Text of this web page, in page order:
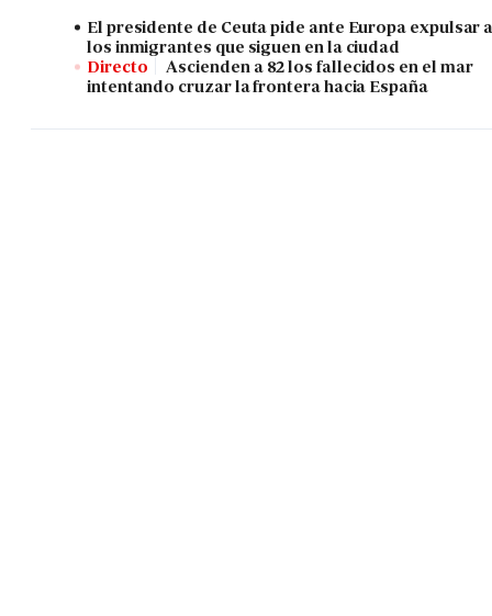
El presidente de Ceuta pide ante Europa expulsar
los inmigrantes que siguen en la ciudad
Directo
Ascienden a 82 los fallecidos en el mar
intentando cruzar la frontera hacia España